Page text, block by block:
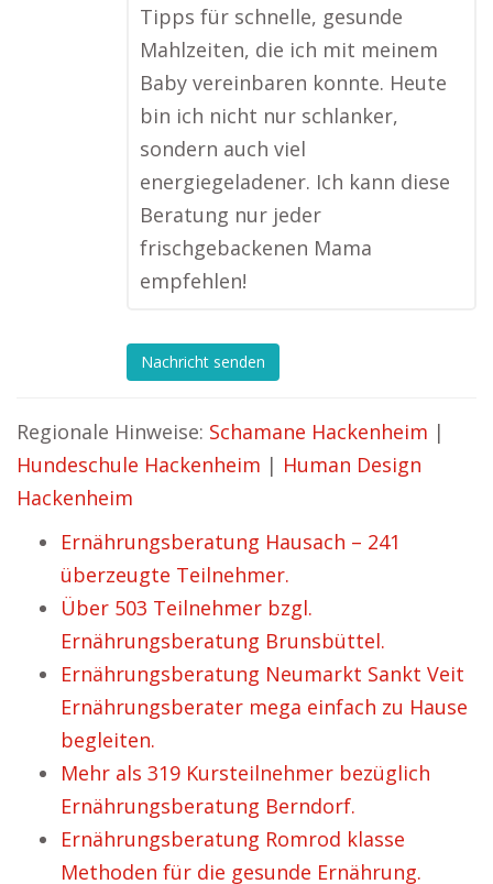
Tipps für schnelle, gesunde
Mahlzeiten, die ich mit meinem
Baby vereinbaren konnte. Heute
bin ich nicht nur schlanker,
sondern auch viel
energiegeladener. Ich kann diese
Beratung nur jeder
frischgebackenen Mama
empfehlen!
Nachricht senden
Regionale Hinweise: Schamane Hackenheim |
Hundeschule Hackenheim | Human Design
Hackenheim
Ernährungsberatung Hausach – 241
überzeugte Teilnehmer.
Über 503 Teilnehmer bzgl.
Ernährungsberatung Brunsbüttel.
Ernährungsberatung Neumarkt Sankt Veit
Ernährungsberater mega einfach zu Hause
begleiten.
Mehr als 319 Kursteilnehmer bezüglich
Ernährungsberatung Berndorf.
Ernährungsberatung Romrod klasse
Methoden für die gesunde Ernährung.